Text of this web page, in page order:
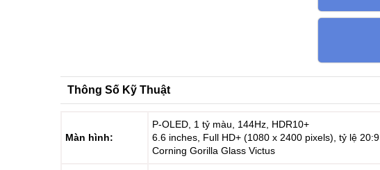
Thông Số Kỹ Thuật
Màn hình:
P-OLED, 1 tỷ màu, 144Hz, HDR10+
6.6 inches, Full HD+ (1080 x 2400 pixels), tỷ lệ 20:9
Corning Gorilla Glass Victus